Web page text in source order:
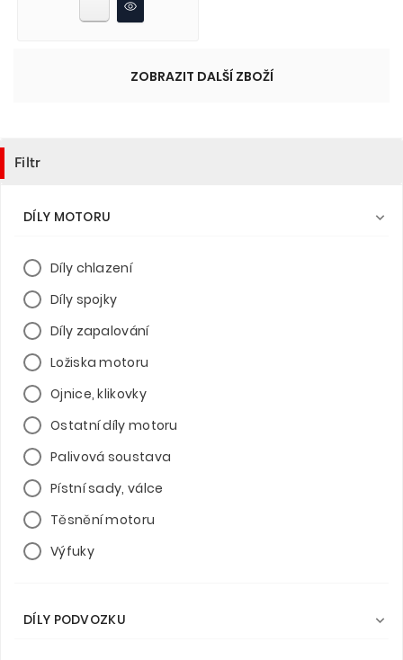
ZOBRAZIT DALŠÍ ZBOŽÍ
Filtr
DÍLY MOTORU 
Díly chlazení
Díly spojky
Díly zapalování
Ložiska motoru
Ojnice, klikovky
Ostatní díly motoru
Palivová soustava
Pístní sady, válce
Těsnění motoru
Výfuky
DÍLY PODVOZKU 